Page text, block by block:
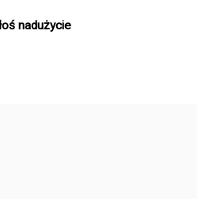
nadużycie